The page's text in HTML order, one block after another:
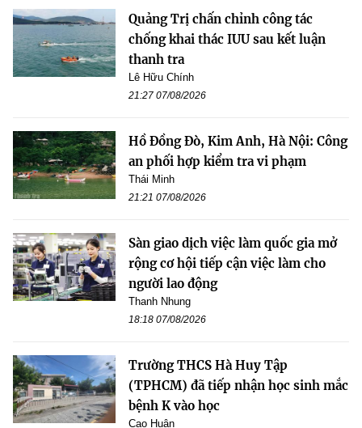
Quảng Trị chấn chỉnh công tác
chống khai thác IUU sau kết luận
thanh tra
Lê Hữu Chính
21:27 07/08/2026
Hồ Đồng Đò, Kim Anh, Hà Nội: Công
an phối hợp kiểm tra vi phạm
Thái Minh
21:21 07/08/2026
Sàn giao dịch việc làm quốc gia mở
rộng cơ hội tiếp cận việc làm cho
người lao động
Thanh Nhung
18:18 07/08/2026
Trường THCS Hà Huy Tập
(TPHCM) đã tiếp nhận học sinh mắc
bệnh K vào học
Cao Huân